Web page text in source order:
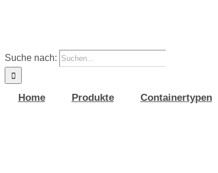
Suche nach:
Home Produkte Containertypen